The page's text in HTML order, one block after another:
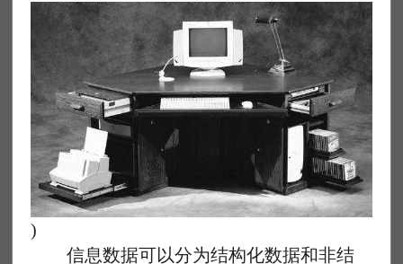
)
信息数据可以分为结构化数据和非结